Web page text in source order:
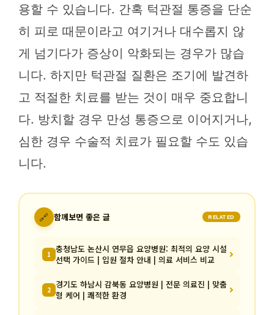
용할 수 있습니다. 간혹 턱관절 통증을 단순
히 피로 때문이라고 여기거나 대수롭지 않
게 넘기다가 증상이 악화되는 경우가 많습
니다. 하지만 턱관절 질환은 조기에 발견하
고 적절한 치료를 받는 것이 매우 중요합니
다. 방치할 경우 만성 통증으로 이어지거나,
심한 경우 수술적 치료가 필요할 수도 있습
니다.
🔗 함께보면 좋은 글 RELATED
1 충청남도 논산시 연무읍 요양병원: 최적의 요양 시설
선택 가이드 | 입원 절차 안내 | 의료 서비스 비교
2 경기도 하남시 감북동 요양병원 | 전문 의료진 | 맞춤
형 케어 | 쾌적한 환경